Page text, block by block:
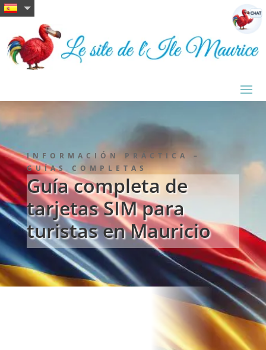
INFORMACIÓN PRÁCTICA –
GUÍAS COMPLETAS
Guía completa de
tarjetas SIM para
turistas en Mauricio